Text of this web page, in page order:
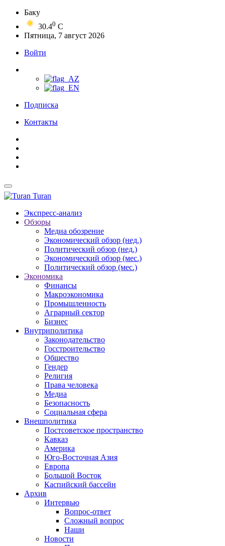
Баку
30.40 C
Пятница, 7 август 2026
Войти
Подписка
Контакты
Turan
Экспресс-анализ
Обзоры
Медиа обозрение
Экономический обзор (нед.)
Политический обзор (нед.)
Экономический обзор (мес.)
Политический обзор (мес.)
Экономика
Финансы
Макроэкономика
Промышленность
Аграрный сектор
Бизнес
Внутриполитика
Законодательство
Госстроительство
Общество
Гендер
Религия
Права человека
Медиа
Безопасность
Социальная сфера
Внешполитика
Постсоветское пространство
Кавказ
Америка
Юго-Восточная Азия
Европа
Большой Восток
Каспийский бассейн
Архив
Интервью
Вопрос-ответ
Сложный вопрос
Наши
Новости